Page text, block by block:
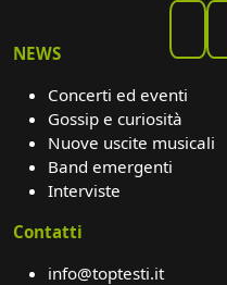
NEWS
Concerti ed eventi
Gossip e curiosità
Nuove uscite musicali
Band emergenti
Interviste
Contatti
info@toptesti.it